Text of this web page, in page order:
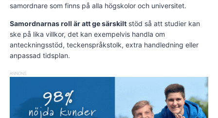
samordnare som finns på alla högskolor och universitet.
Samordnarnas roll är att ge särskilt stöd så att studier kan
ske på lika villkor, det kan exempelvis handla om
anteckningsstöd, teckenspråkstolk, extra handledning eller
anpassad tidsplan.
ANNONS